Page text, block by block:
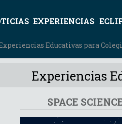
EXPERIENCIAS
Educativas para
Experiencias
SPACE